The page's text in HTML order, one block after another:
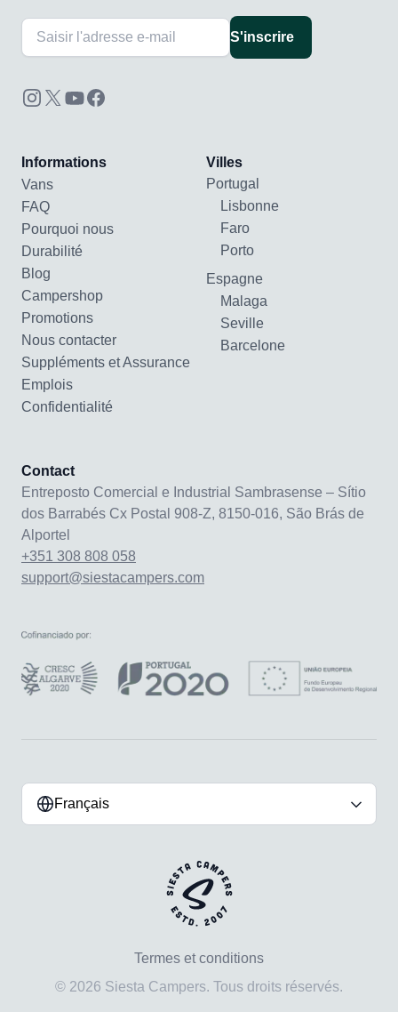
S'inscrire
Informations
Vans
FAQ
Pourquoi nous
Durabilité
Blog
Campershop
Promotions
Nous contacter
Suppléments et Assurance
Emplois
Confidentialité
Villes
Portugal
Lisbonne
Faro
Porto
Espagne
Malaga
Seville
Barcelone
Contact
Entreposto Comercial e Industrial Sambrasense – Sítio
dos Barrabés Cx Postal 908-Z, 8150-016, São Brás de
Alportel
+351 308 808 058
support@siestacampers.com
Français
Termes et conditions
© 2026 Siesta Campers. Tous droits réservés.